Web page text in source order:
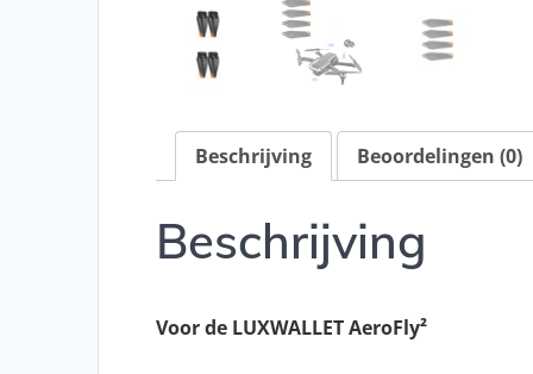
Beschrijving Beoordelingen (0)
Beschrijving
Voor de LUXWALLETAeroFly²